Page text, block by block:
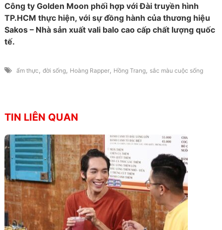
Công ty Golden Moon phối hợp với Đài truyền hình
TP.HCM thực hiện, với sự đồng hành của thương hiệu
Sakos – Nhà sản xuất vali balo cao cấp chất lượng quốc
tế.
ẩm thực , đời sống, Hoàng Rapper, Hồng Trang, sắc màu cuộc sống
TIN LIÊN QUAN